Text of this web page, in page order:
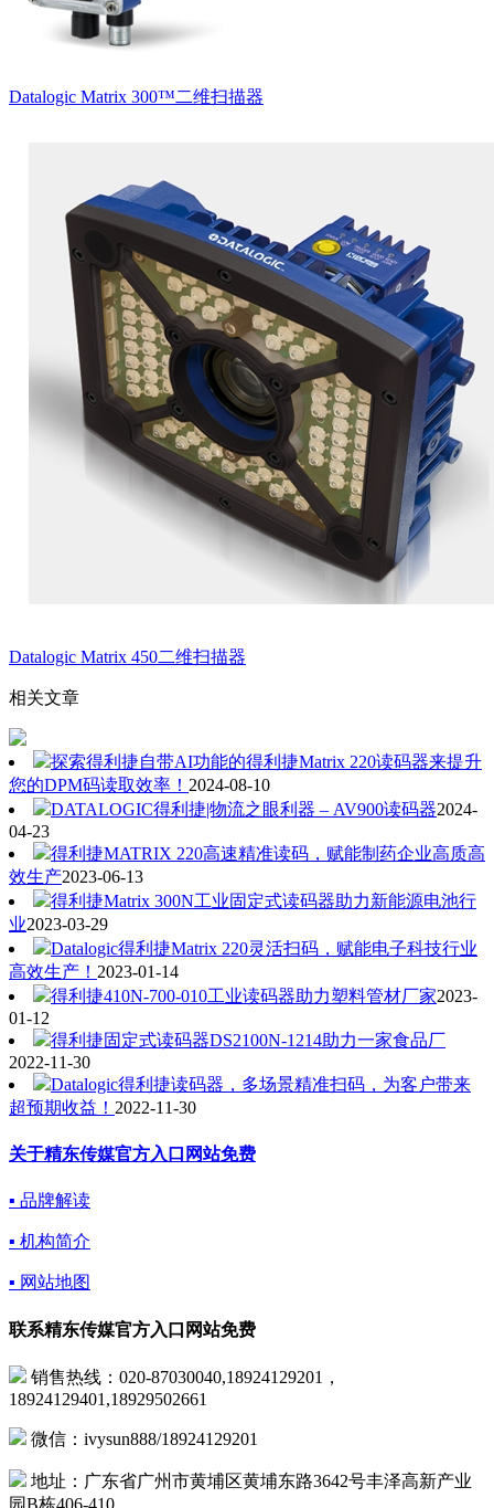
Datalogic Matrix 300™二维扫描器
Datalogic Matrix 450二维扫描器
相关文章
探索得利捷自带AI功能的得利捷Matrix 220读码器来提升
您的DPM码读取效率！ 2024-08-10
DATALOGIC得利捷|物流之眼利器 – AV900读码器2024-
04-23
得利捷MATRIX 220高速精准读码，赋能制药企业高质高
效生产2023-06-13
得利捷Matrix 300N工业固定式读码器助力新能源电池行
业2023-03-29
Datalogic得利捷Matrix 220灵活扫码，赋能电子科技行业
高效生产！ 2023-01-14
得利捷410N-700-010工业读码器助力塑料管材厂家2023-
01-12
得利捷固定式读码器DS2100N-1214助力一家食品厂
2022-11-30
Datalogic得利捷读码器，多场景精准扫码，为客户带来
超预期收益！ 2022-11-30
关于精东传媒官方入口网站免费
▪ 品牌解读
▪ 机构简介
▪ 网站地图
联系精东传媒官方入口网站免费
销售热线：020-87030040,18924129201，
18924129401,18929502661
微信：ivysun888/18924129201
地址：广东省广州市黄埔区黄埔东路3642号丰泽高新产业
园B栋406-410